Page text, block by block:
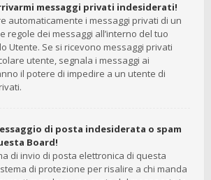
messaggi privati indesiderati!
automaticamente i messaggi privati ​​di un
regole dei messaggi all’interno del tuo
Utente. Se si ricevono messaggi privati
utente, segnala i messaggi ai
il potere di impedire a un utente di
di posta indesiderata o spam
Board!
di invio di posta elettronica di questa
di protezione per risalire a chi manda